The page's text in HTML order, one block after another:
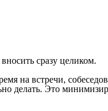
сразу целиком.
на встречи,
делать. Это